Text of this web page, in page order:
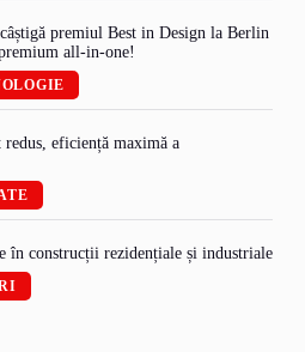
premiul Best in Design la Berlin
all-in-one!
eficiență maximă a
în construcții rezidențiale și industriale